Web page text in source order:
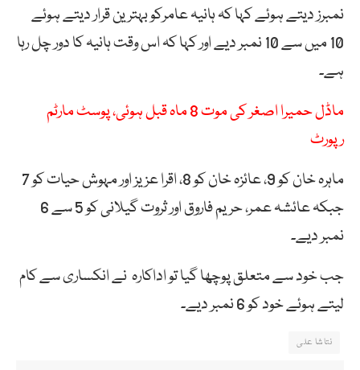
نمبرز دیتے ہوئے کہا کہ ہانیہ عامرکو بہترین قرار دیتے ہوئے
10 میں سے 10 نمبر دیے اور کہا کہ اس وقت ہانیہ کا دور چل رہا
ہے۔
ماڈل حمیرا اصغر کی موت 8 ماہ قبل ہوئی، پوسٹ مارٹم
رپورٹ
ماہرہ خان کو 9، عائزہ خان کو 8، اقرا عزیز اور مہوش حیات کو 7
جبکہ عائشہ عمر، حریم فاروق اور ثروت گیلانی کو 5 سے 6
نمبر دیے۔
جب خود سے متعلق پوچھا گیا تو اداکارہ نے انکساری سے کام
لیتے ہوئے خود کو 6 نمبر دیے۔
نتاشا علی